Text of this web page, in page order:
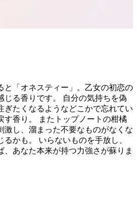
と「オネスティー」。乙女の初恋の
じる香りです。 自分の気持ちを偽
ぎたくなるようなどこかで忘れてい
す香り。 またトップノートの柑橘
激し、溜まった不要なものがなくな
かも。 いらないものを手放し、
、あなた本来が持つ力強さが蘇りま